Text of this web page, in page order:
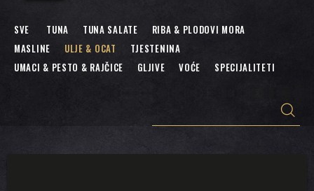
SVE TUNA TUNA SALATE
RIBA & PLODOVI MORA
MASLINE
ULJE & OCAT
TJESTENINA
UMACI & PESTO & RAJČICE
GLJIVE VOĆE SPECIJALITETI